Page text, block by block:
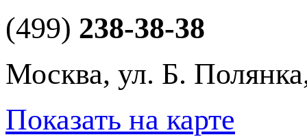
(499) 238-38-38
Москва, ул. Б.
Показать на карте